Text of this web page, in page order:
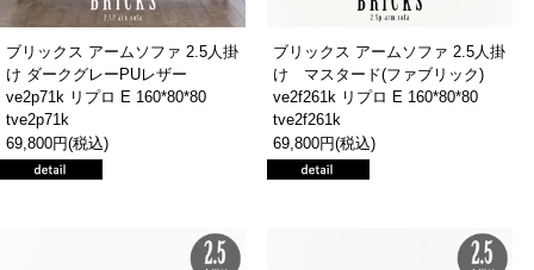
ブリックス アームソファ 2.5人掛
け ダークグレーPUレザー
ve2p71k リプロ E 160*80*80
tve2p71k
69,800円(税込)
ブリックス アームソファ 2.5人掛
け マスタード(ファブリック)
ve2f261k リプロ E 160*80*80
tve2f261k
69,800円(税込)